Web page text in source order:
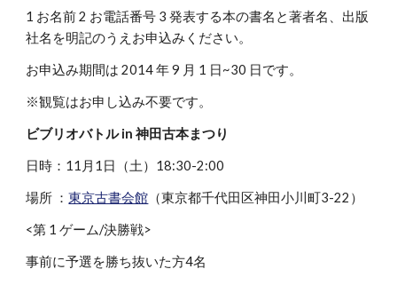
1 お名前 2 お電話番号 3 発表する本の書名と著者名、出版
社名を明記のうえお申込みください。
お申込み期間は 2014 年 9 月 1 日~30 日です。
※観覧はお申し込み不要です。
ビブリオバトル in 神田古本まつり
日時：11月1日（土）18:30-2:00
場所 ：東京古書会館 （東京都千代田区神田小川町3-22）
<第 1 ゲーム/決勝戦>
事前に予選を勝ち抜いた方4名